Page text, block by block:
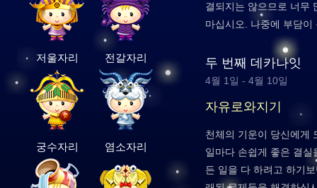
저울자리 전갈자리
궁수자리 염소자리
결되지는 않으므로 너무
마십시오. 나중에 부담이
두 번째 데카나잇
4월 1일 - 4월 10일
자유로와지기
천체의 기운이 당신에게
일마다 손쉽게 좋은 결
든 일을 다 하려고 하기